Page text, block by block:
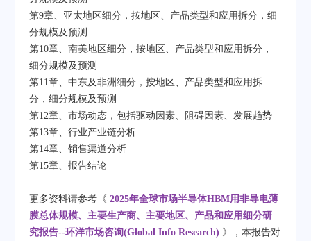
第9章、亚太地区细分，按地区、产品类型和应用拆分，细
分规模及预测
第10章、南美地区细分，按地区、产品类型和应用拆分，
细分规模及预测
第11章、中东及非洲细分，按地区、产品类型和应用拆
分，细分规模及预测
第12章、市场动态，包括驱动因素、阻碍因素、发展趋势
第13章、行业产业链分析
第14章、销售渠道分析
第15章、报告结论
更多资料请参考《2025年全球市场半导体HBM用非导电薄
膜总体规模、主要生产商、主要地区、产品和应用细分研
究报告--环洋市场咨询(Global Info Research) 》，本报告对